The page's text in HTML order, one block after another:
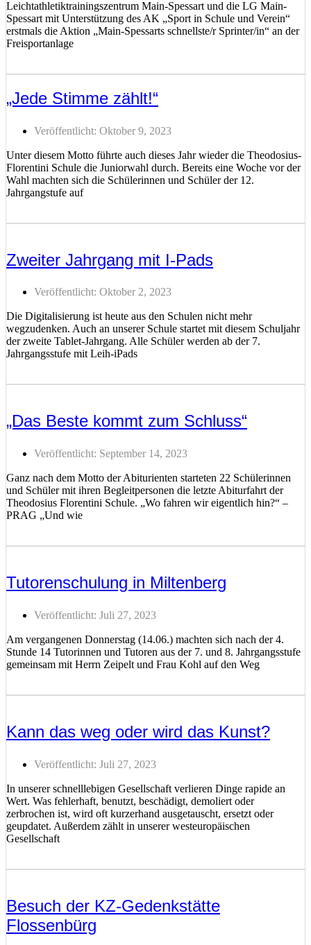
Leichtathletiktrainingszentrum Main-Spessart und die LG Main-
Spessart mit Unterstützung des AK „Sport in Schule und Verein“
erstmals die Aktion „Main-Spessarts schnellste/r Sprinter/in“ an der
Freisportanlage
„Jede Stimme zählt!“
Veröffentlicht: Oktober 9, 2023
Unter diesem Motto führte auch dieses Jahr wieder die Theodosius-
Florentini Schule die Juniorwahl durch. Bereits eine Woche vor der
Wahl machten sich die Schülerinnen und Schüler der 12.
Jahrgangstufe auf
Zweiter Jahrgang mit I-Pads
Veröffentlicht: Oktober 2, 2023
Die Digitalisierung ist heute aus den Schulen nicht mehr
wegzudenken. Auch an unserer Schule startet mit diesem Schuljahr
der zweite Tablet-Jahrgang. Alle Schüler werden ab der 7.
Jahrgangsstufe mit Leih-iPads
„Das Beste kommt zum Schluss“
Veröffentlicht: September 14, 2023
Ganz nach dem Motto der Abiturienten starteten 22 Schülerinnen
und Schüler mit ihren Begleitpersonen die letzte Abiturfahrt der
Theodosius Florentini Schule. „Wo fahren wir eigentlich hin?“ –
PRAG „Und wie
Tutorenschulung in Miltenberg
Veröffentlicht: Juli 27, 2023
Am vergangenen Donnerstag (14.06.) machten sich nach der 4.
Stunde 14 Tutorinnen und Tutoren aus der 7. und 8. Jahrgangsstufe
gemeinsam mit Herrn Zeipelt und Frau Kohl auf den Weg
Kann das weg oder wird das Kunst?
Veröffentlicht: Juli 27, 2023
In unserer schnelllebigen Gesellschaft verlieren Dinge rapide an
Wert. Was fehlerhaft, benutzt, beschädigt, demoliert oder
zerbrochen ist, wird oft kurzerhand ausgetauscht, ersetzt oder
geupdatet. Außerdem zählt in unserer westeuropäischen
Gesellschaft
Besuch der KZ-Gedenkstätte
Flossenbürg